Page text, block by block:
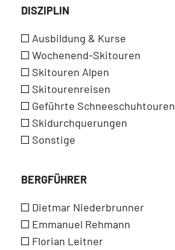
DISZIPLIN
Ausbildung & Kurse
Wochenend-Skitouren
Skitouren Alpen
Skitourenreisen
Geführte Schneeschuhtouren
Skidurchquerungen
Sonstige
BERGFÜHRER
Dietmar Niederbrunner
Emmanuel Rehmann
Florian Leitner